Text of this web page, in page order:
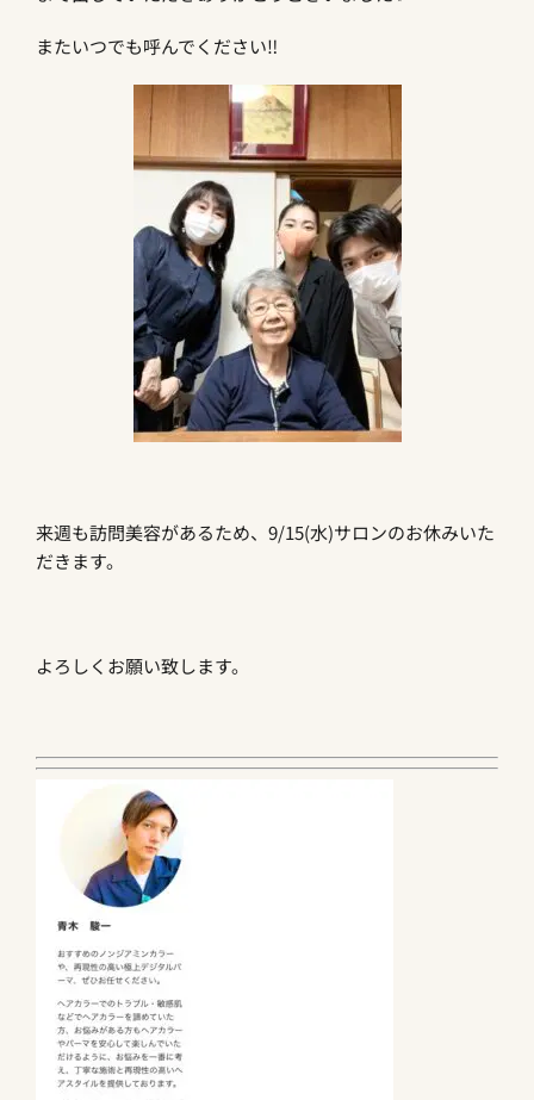
またいつでも呼んでください‼︎
来週も訪問美容があるため、9/15(水)サロンのお休みいた
だきます。
よろしくお願い致します。